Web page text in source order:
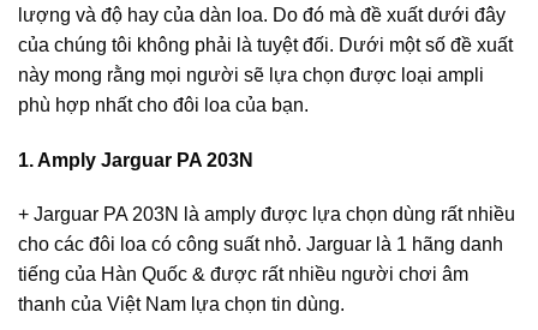
lượng và độ hay của dàn loa. Do đó mà đề xuất dưới đây
của chúng tôi không phải là tuyệt đối. Dưới một số đề xuất
này mong rằng mọi người sẽ lựa chọn được loại ampli
phù hợp nhất cho đôi loa của bạn.
1. Amply Jarguar PA 203N
+ Jarguar PA 203N là amply được lựa chọn dùng rất nhiều
cho các đôi loa có công suất nhỏ. Jarguar là 1 hãng danh
tiếng của Hàn Quốc & được rất nhiều người chơi âm
thanh của Việt Nam lựa chọn tin dùng.